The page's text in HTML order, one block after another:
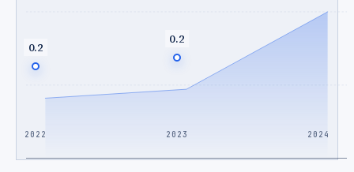
0.2
0.2
2022 2023 2024